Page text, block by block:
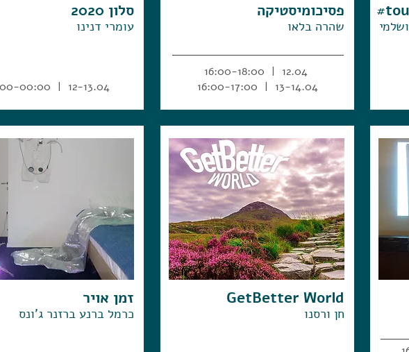
פסיכומיסטיקה
שהרה בלאו
13-14.04 | 16:00-17:00
GetBetter World
חן ורסנו
סלון 2020
עומרי דנינו
12-13.04 | 23:00-00:00
זמן אויר
כרמל ברנע ברזנר ג'ונס
12.04 | 16:00-18:00